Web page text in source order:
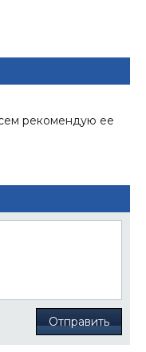
рекомендую ее
Отправить